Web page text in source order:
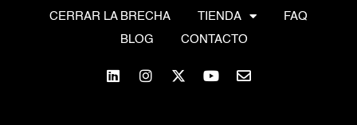
CERRAR LA BRECHA
TIENDA
FAQ
BLOG
CONTACTO
L
i
I
n
X
-
Y
E